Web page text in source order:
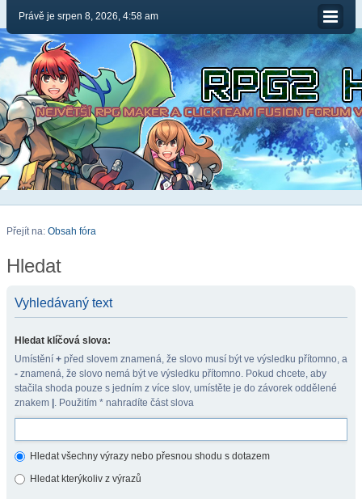
Právě je srpen 8, 2026, 4:58 am
Přejít na: Obsah fóra
Hledat
Vyhledávaný text
Hledat klíčová slova:
Umístění + před slovem znamená, že slovo musí být ve výsledku přítomno, a
- znamená, že slovo nemá být ve výsledku přítomno. Pokud chcete, aby
stačila shoda pouze s jedním z více slov, umístěte je do závorek oddělené
znakem . Použitím * nahradíte část slova
Hledat všechny výrazy nebo přesnou shodu s dotazem
Hledat kterýkoliv z výrazů